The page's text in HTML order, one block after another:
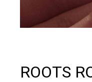
ROOTS